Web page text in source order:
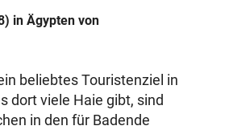
in Ägypten von
beliebtes Touristenziel in
dort viele Haie gibt, sind
in den für Badende